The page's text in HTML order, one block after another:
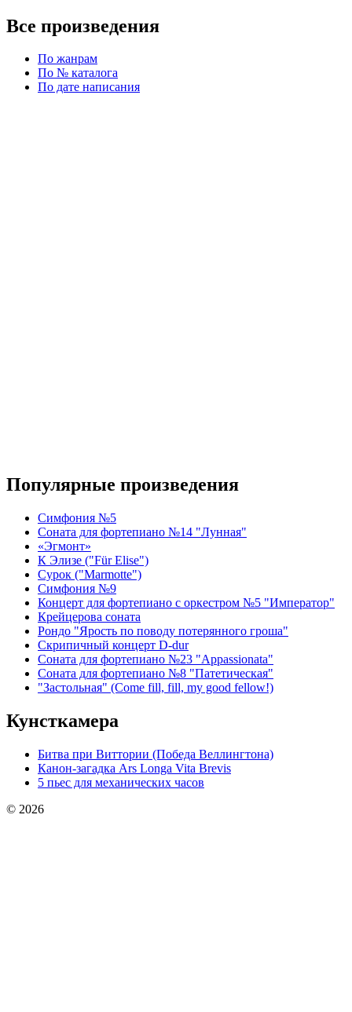
Все произведения
По жанрам
По № каталога
По дате написания
Популярные произведения
Симфония №5
Соната для фортепиано №14 "Лунная"
«Эгмонт»
К Элизе ("Für Elise")
Сурок ("Marmotte")
Симфония №9
Концерт для фортепиано с оркестром №5 "Император"
Крейцерова соната
Рондо "Ярость по поводу потерянного гроша"
Скрипичный концерт D-dur
Соната для фортепиано №23 "Appassionata"
Соната для фортепиано №8 "Патетическая"
"Застольная" (Come fill, fill, my good fellow!)
Кунсткамера
Битва при Виттории (Победа Веллингтона)
Канон-загадка Ars Longa Vita Brevis
5 пьес для механических часов
© 2026